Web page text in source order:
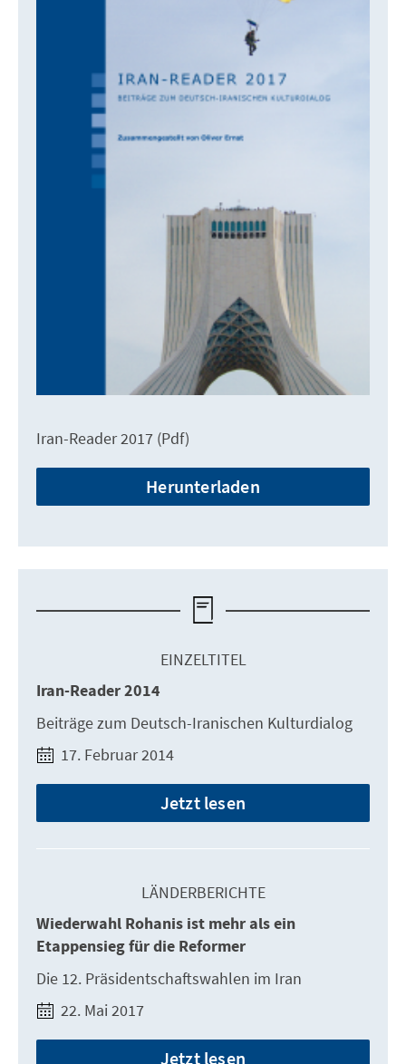
Iran-Reader 2017 (Pdf)
Herunterladen
EINZELTITEL
Iran-Reader 2014
Beiträge zum Deutsch-Iranischen Kulturdialog
17. Februar 2014
Jetzt lesen
LÄNDERBERICHTE
Wiederwahl Rohanis ist mehr als ein
Etappensieg für die Reformer
Die 12. Präsidentschaftswahlen im Iran
22. Mai 2017
Jetzt lesen